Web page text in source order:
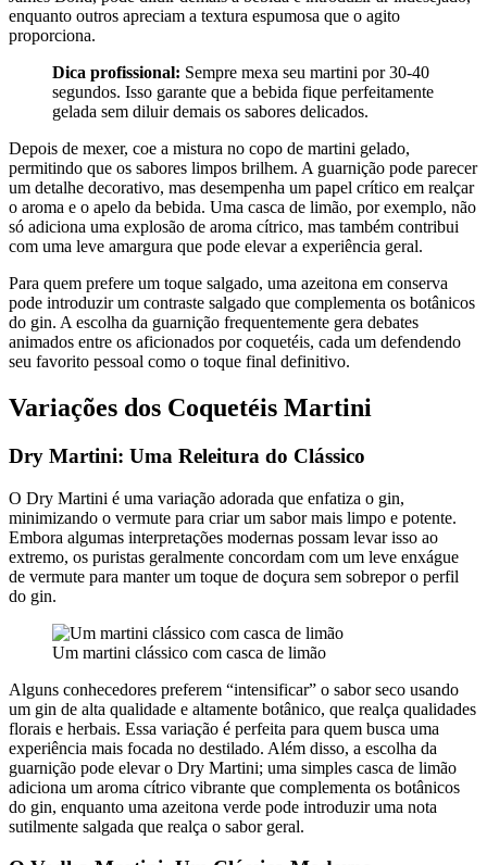
enquanto outros apreciam a textura espumosa que o agito
proporciona.
Dica profissional: Sempre mexa seu martini por 30-40
segundos. Isso garante que a bebida fique perfeitamente
gelada sem diluir demais os sabores delicados.
Depois de mexer, coe a mistura no copo de martini gelado,
permitindo que os sabores limpos brilhem. A guarnição pode parecer
um detalhe decorativo, mas desempenha um papel crítico em realçar
o aroma e o apelo da bebida. Uma casca de limão, por exemplo, não
só adiciona uma explosão de aroma cítrico, mas também contribui
com uma leve amargura que pode elevar a experiência geral.
Para quem prefere um toque salgado, uma azeitona em conserva
pode introduzir um contraste salgado que complementa os botânicos
do gin. A escolha da guarnição frequentemente gera debates
animados entre os aficionados por coquetéis, cada um defendendo
seu favorito pessoal como o toque final definitivo.
Variações dos Coquetéis Martini
Dry Martini: Uma Releitura do Clássico
O Dry Martini é uma variação adorada que enfatiza o gin,
minimizando o vermute para criar um sabor mais limpo e potente.
Embora algumas interpretações modernas possam levar isso ao
extremo, os puristas geralmente concordam com um leve enxágue
de vermute para manter um toque de doçura sem sobrepor o perfil
do gin.
Um martini clássico com casca de limão
Alguns conhecedores preferem “intensificar” o sabor seco usando
um gin de alta qualidade e altamente botânico, que realça qualidades
florais e herbais. Essa variação é perfeita para quem busca uma
experiência mais focada no destilado. Além disso, a escolha da
guarnição pode elevar o Dry Martini; uma simples casca de limão
adiciona um aroma cítrico vibrante que complementa os botânicos
do gin, enquanto uma azeitona verde pode introduzir uma nota
sutilmente salgada que realça o sabor geral.